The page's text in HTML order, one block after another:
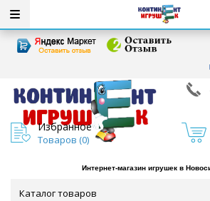
Избранное
Товаров (0)
Интернет-магазин игрушек в
Каталог товаров